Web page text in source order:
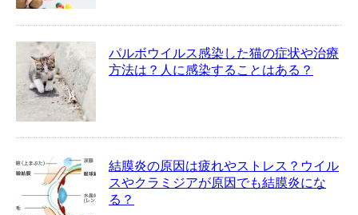
パルボウイルス感染した猫の症状や治療
方法は？人に感染することはある？
結膜炎の原因は疲れやストレス？ウイル
スやクラミジアが原因でも結膜炎にな
る？